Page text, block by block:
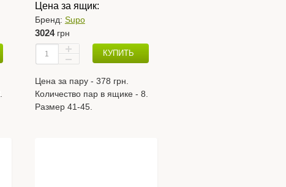
Цена за ящик:
Бренд: Supo
3024 грн
КУПИТЬ
Цена за пару - 378 грн.
Количество пар в ящике - 8.
Размер 41-45.